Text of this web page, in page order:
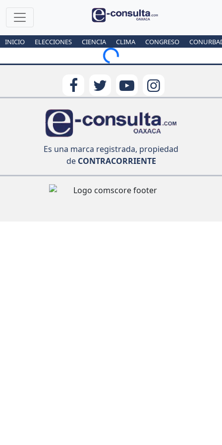
INICIO ELECCIONES CIENCIA CLIMA CONGRESO
Loading...
Es una marca registrada, propiedad
deCONTRACORRIENTE